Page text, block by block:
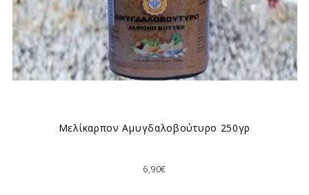
Μελίκαρπον Αμυγδαλοβούτυρο 250γρ
6,90€